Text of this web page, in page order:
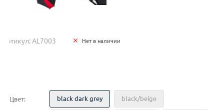
Артикул: AL7003 Нет в наличии
Цвет: black dark grey black/beige